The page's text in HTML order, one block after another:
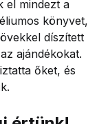
el mindezt a
könyvet,
díszített
ajándékokat.
őket, és